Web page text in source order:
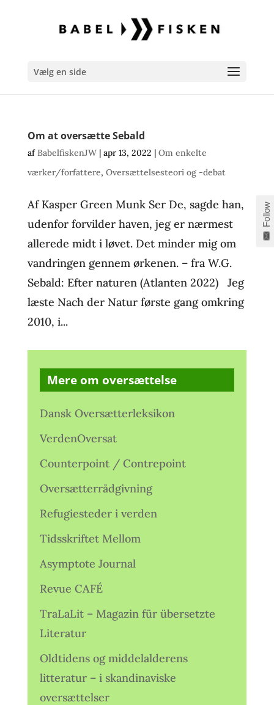
Vælg en side
Om at oversætte Sebald
afBabelfiskenJW| apr 13, 2022 | Om enkelte
værker/forfattere, Oversættelsesteori og -debat
Af Kasper Green Munk Ser De, sagde han,
udenfor forvilder haven, jeg er nærmest
allerede midt i løvet. Det minder mig om
vandringen gennem ørkenen. – fra W.G.
Sebald: Efter naturen (Atlanten 2022) Jeg
læste Nach der Natur første gang omkring
2010, i...
Mere om oversættelse
Dansk Oversætterleksikon
VerdenOversat
Counterpoint / Contrepoint
Oversætterrådgivning
Refugiesteder i verden
Tidsskriftet Mellom
Asymptote Journal
Revue CAFÉ
TraLaLit – Magazin für übersetzte
Literatur
Oldtidens og middelalderens
litteratur – i skandinaviske
oversættelser
Follow